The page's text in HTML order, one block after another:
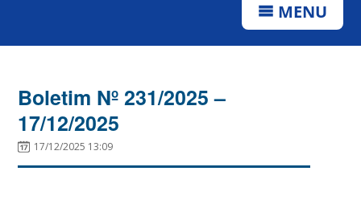
MENU
Boletim Nº 231/2025 –
17/12/2025
17/12/2025 13:09